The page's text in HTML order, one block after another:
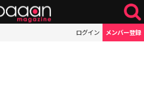
ログイン メンバー登録